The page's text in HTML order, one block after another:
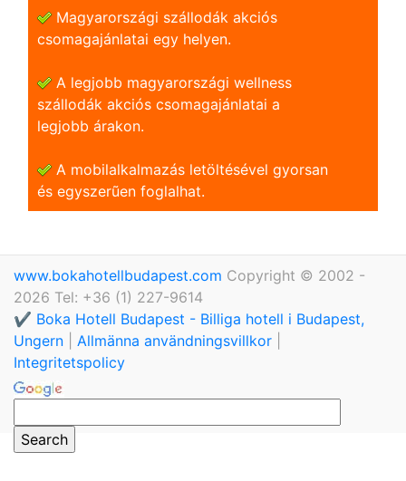
Magyarországi szállodák akciós
csomagajánlatai egy helyen.
A legjobb magyarországi wellness
szállodák akciós csomagajánlatai a
legjobb árakon.
A mobilalkalmazás letöltésével gyorsan
és egyszerũen foglalhat.
www.bokahotellbudapest.com Copyright © 2002 -
2026 Tel: +36 (1) 227-9614
✔️ Boka Hotell Budapest - Billiga hotell i Budapest,
Ungern
Allmänna användningsvillkor
Integritetspolicy